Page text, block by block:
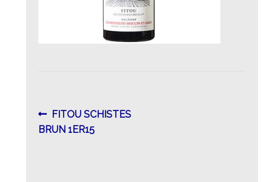
Navigation
de
Article
précédent :
FITOU SCHISTES
BRUN 1ER15